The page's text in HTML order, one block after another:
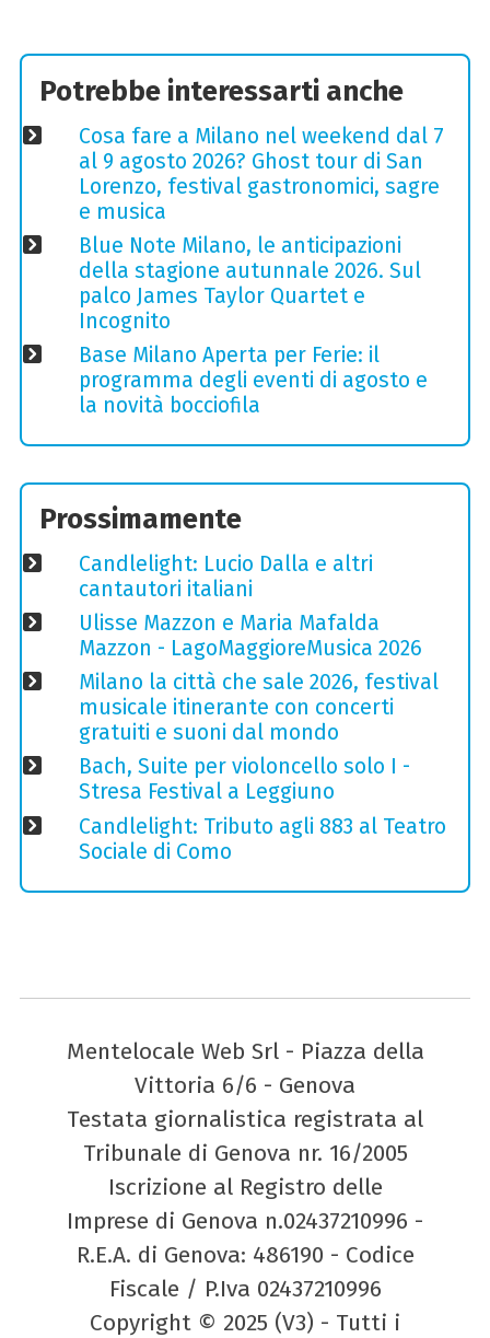
Potrebbe interessarti anche
Cosa fare a Milano nel weekend dal 7
al 9 agosto 2026? Ghost tour di San
Lorenzo, festival gastronomici, sagre
e musica
Blue Note Milano, le anticipazioni
della stagione autunnale 2026. Sul
palco James Taylor Quartet e
Incognito
Base Milano Aperta per Ferie: il
programma degli eventi di agosto e
la novità bocciofila
Prossimamente
Candlelight: Lucio Dalla e altri
cantautori italiani
Ulisse Mazzon e Maria Mafalda
Mazzon - LagoMaggioreMusica 2026
Milano la città che sale 2026, festival
musicale itinerante con concerti
gratuiti e suoni dal mondo
Bach, Suite per violoncello solo I -
Stresa Festival a Leggiuno
Candlelight: Tributo agli 883 al Teatro
Sociale di Como
Mentelocale Web Srl - Piazza della
Vittoria 6/6 - Genova
Testata giornalistica registrata al
Tribunale di Genova nr. 16/2005
Iscrizione al Registro delle
Imprese di Genova n.02437210996 -
R.E.A. di Genova: 486190 - Codice
Fiscale / P.Iva 02437210996
Copyright © 2025 (V3) - Tutti i